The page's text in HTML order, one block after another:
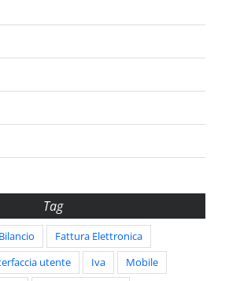
Tag
Bilancio
Fattura Elettronica
utente Iva
Mobile